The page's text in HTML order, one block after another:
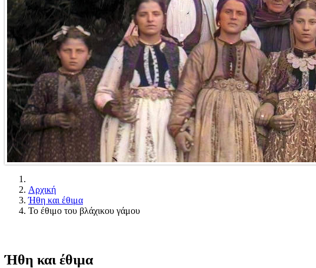
Αρχική
Ήθη και έθιμα
Το έθιμο του βλάχικου γάμου
Ήθη και έθιμα